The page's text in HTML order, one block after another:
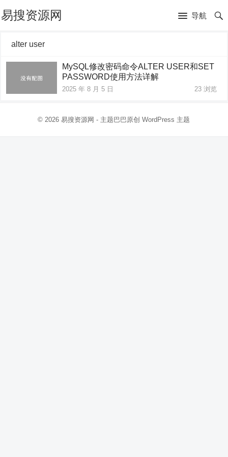
易搜资源网 导航
alter user
MySQL修改密码命令ALTER USER和SET
PASSWORD使用方法详解
2025 年 8 月 5 日 23浏览
© 2026易搜资源网 - 主题巴巴原创WordPress 主题